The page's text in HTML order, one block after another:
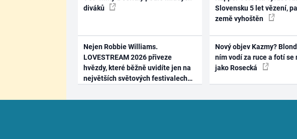
diváků
Nejen Robbie Williams.
LOVESTREAM 2026 přiveze
hvězdy, které běžně uvidíte jen na
největších světových festivalech
Slovensku 5 let vězení,
země vyhoštěn
Nový objev Kazmy?
ním vodí za ruce a fotí se
jako Rosecká